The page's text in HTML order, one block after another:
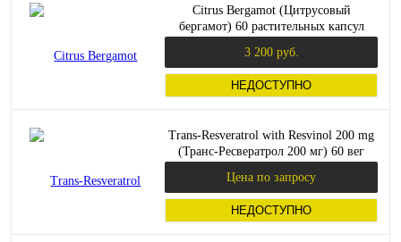
Citrus Bergamot (Цитрусовый
бергамот) 60 растительных капсул
3 200 руб.
НЕДОСТУПНО
Trans-Resveratrol with Resvinol 200 mg
(Транс-Ресвератрол 200 мг) 60 вег
Цена по запросу
НЕДОСТУПНО